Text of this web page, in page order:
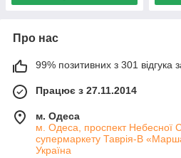
Про нас
99% позитивних з 301 відгука
Працює з 27.11.2014
м. Одеса
м. Одеса, проспект Небесної
супермаркету Таврія-В
Україна